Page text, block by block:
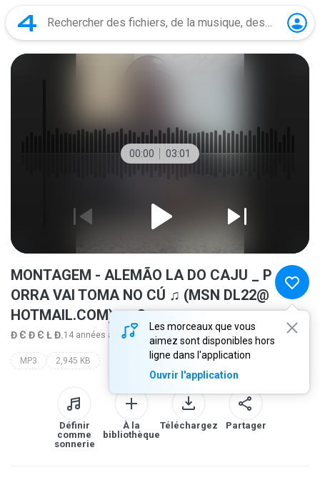
00:00 03:01
Les morceaux que vous
aimez sont disponibles hors
ligne dans l'application
Ouvrir l'application
MONTAGEM - ALEMÃO LA DO CAJU _ P
ORRA VAI TOMA NO CÚ ♫ (MSN DL22@
HOTMAIL.COM).mp3
Đ Є Đ Є Ł Đ.14 années auparavant plus...
MP3 2,945 KB
Définir
comme
sonnerie
À la
bibliothèque
Téléchargez Partager